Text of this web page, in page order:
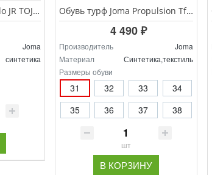
Обувь турф Joma Toledo JR TOJW.2503.TF
Joma
синтетика
Обувь турф Joma Propulsion Tf JR PRJW.2508.TF
4 490 ₽
Производитель
Joma
Материал
Синтетика,текстиль
Размеры обуви
31 32 33
34
35
36 37 38
шт
В КОРЗИНУ